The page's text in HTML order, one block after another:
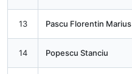
13 Pascu Florentin Marius
14 Popescu Stanciu